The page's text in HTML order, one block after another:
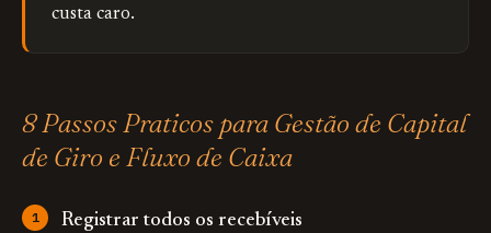
custa caro.
8 Passos Praticos para Gestão de Capital
de Giro e Fluxo de Caixa
Registrar todos os recebíveis